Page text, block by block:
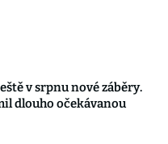
v srpnu nové záběry.
dlouho očekávanou